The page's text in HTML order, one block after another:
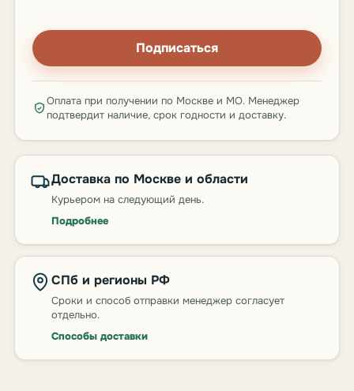
Подписаться
Оплата при получении по Москве и МО. Менеджер
подтвердит наличие, срок годности и доставку.
Доставка по Москве и области
Курьером на следующий день.
Подробнее
СПб и регионы РФ
Сроки и способ отправки менеджер согласует
отдельно.
Способы доставки